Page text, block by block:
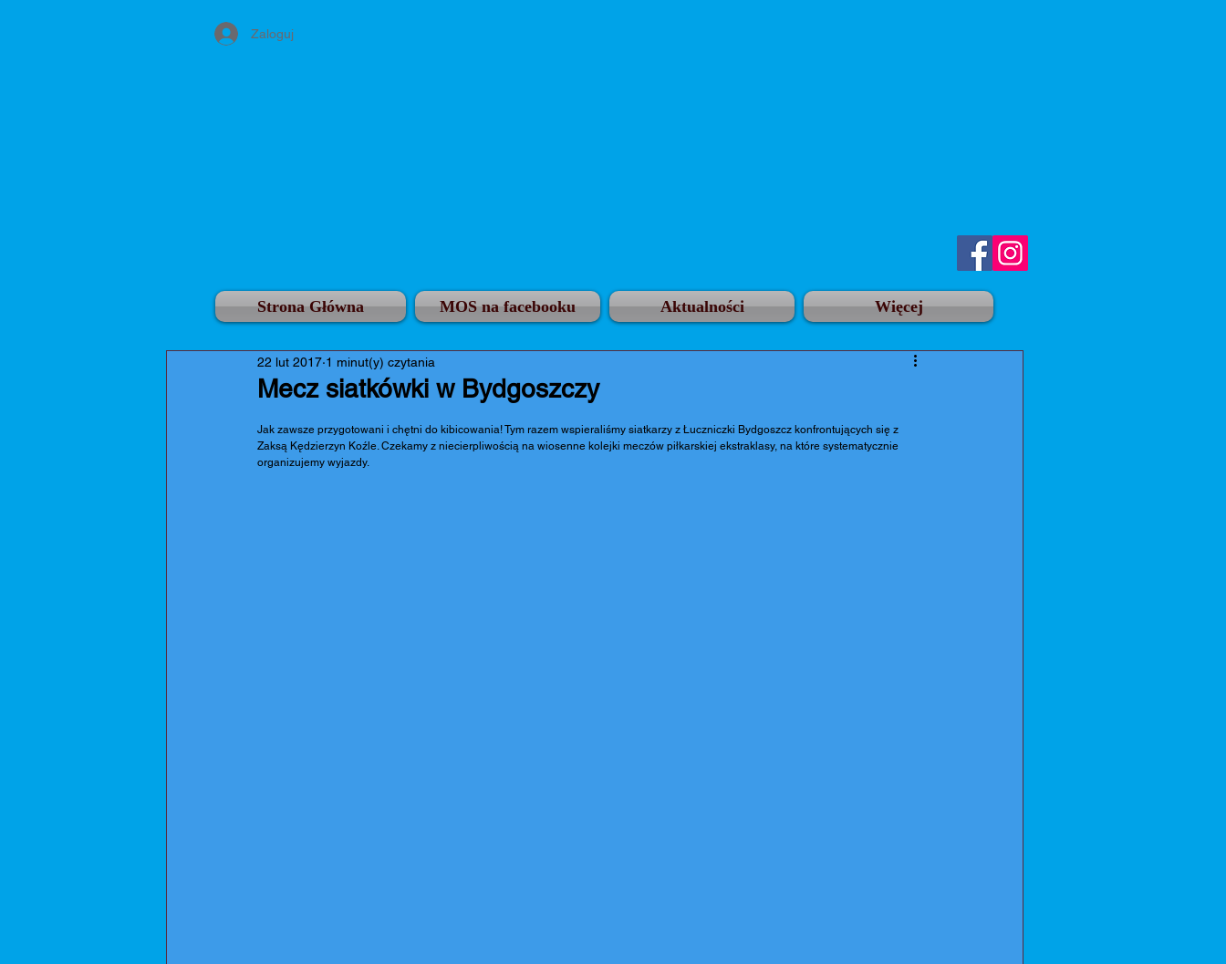
Zaloguj
Strona Główna MOS na facebooku Aktualności Więcej
Mecz siatkówki w Bydgoszczy
22 lut 2017 1 minut(y) czytania
Jak zawsze przygotowani i chętni do kibicowania! Tym razem wspieraliśmy siatkarzy z Łuczniczki Bydgoszcz konfrontujących się z
Zaksą Kędzierzyn Koźle. Czekamy z niecierpliwością na wiosenne kolejki meczów piłkarskiej ekstraklasy, na które systematycznie
organizujemy wyjazdy.